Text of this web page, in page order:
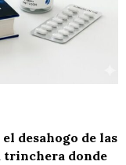
desahogo de las
trinchera donde